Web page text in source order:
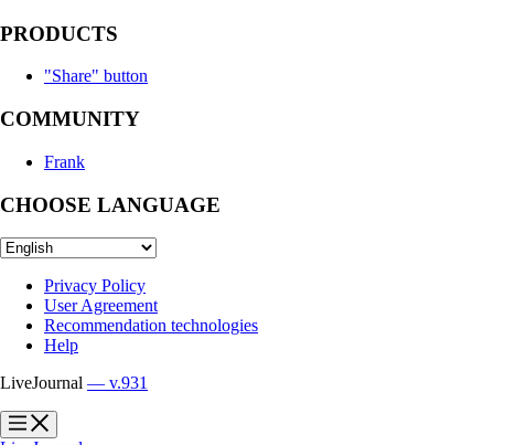
PRODUCTS
"Share" button
COMMUNITY
Frank
CHOOSE LANGUAGE
Privacy Policy
User Agreement
Recommendation technologies
Help
LiveJournal — v.931
?
?